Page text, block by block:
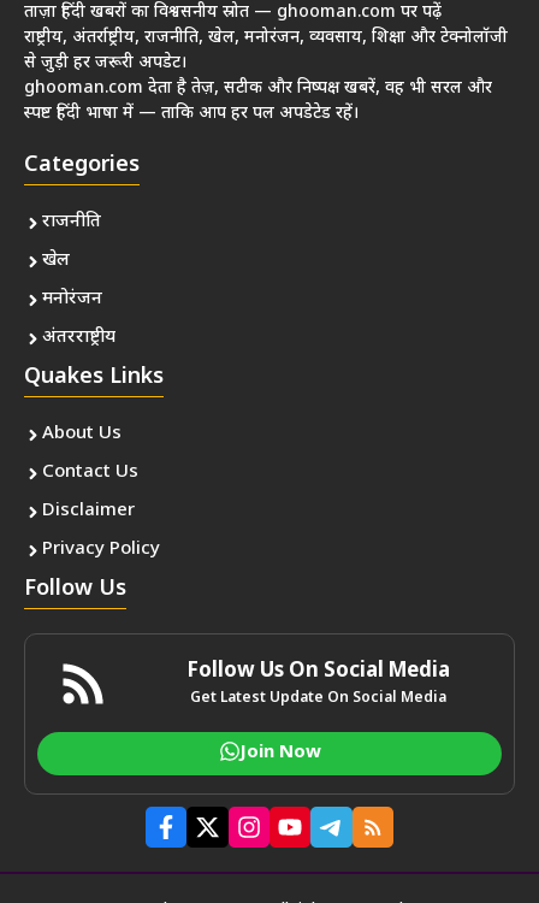
ताज़ा हिंदी खबरों का विश्वसनीय स्रोत — ghooman.com पर पढ़ें
राष्ट्रीय, अंतर्राष्ट्रीय, राजनीति, खेल, मनोरंजन, व्यवसाय, शिक्षा और टेक्नोलॉजी
से जुड़ी हर जरूरी अपडेट।
ghooman.com देता है तेज़, सटीक और निष्पक्ष खबरें, वह भी सरल और
स्पष्ट हिंदी भाषा में — ताकि आप हर पल अपडेटेड रहें।
Categories
राजनीति
खेल
मनोरंजन
अंतरराष्ट्रीय
Quakes Links
About Us
Contact Us
Disclaimer
Privacy Policy
Follow Us
Follow Us On Social Media
Get Latest Update On Social Media
Join Now